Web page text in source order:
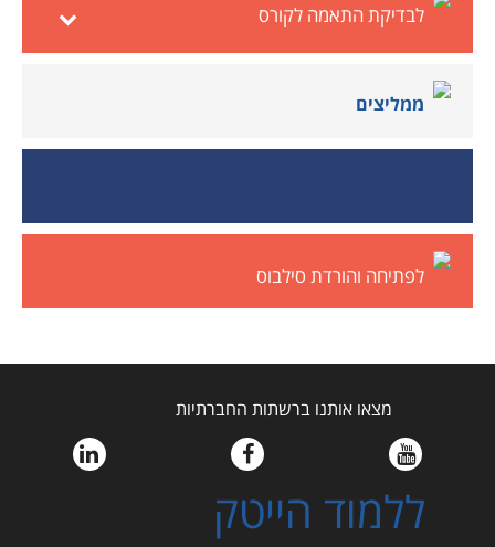
לבדיקת התאמה לקורס
ממליצים
לפתיחה והורדת סילבוס
מצאו אותנו ברשתות החברתיות
ללמוד הייטק